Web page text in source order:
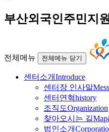
부산외국인주민지
전체메뉴 전체메뉴 닫기
센터소개Introduce
센터장 인사말
센터연혁history
조직도Organization
찾아오시는 길
법인소개